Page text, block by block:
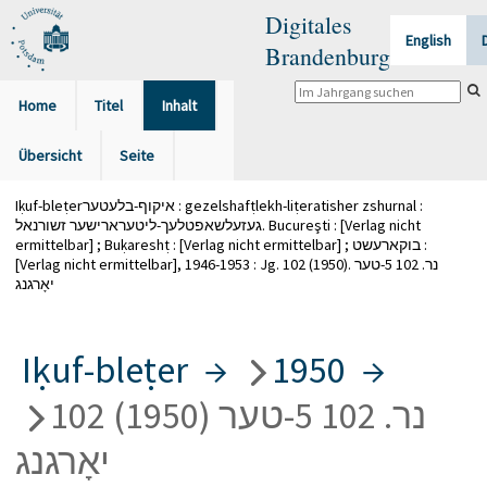
Digitales
Brandenburg
English
Home Titel Inhalt
Übersicht Seite
Iḳuf-bleṭerאיקוף-בלעטער : gezelshafṭlekh-liṭeratisher zshurnal :
געזעלשאפטלעך-ליטערארישער זשורנאל. Bucureşti : [Verlag nicht
ermittelbar] ; Buḳareshṭ : [Verlag nicht ermittelbar] ; בוקארעשט :
[Verlag nicht ermittelbar], 1946-1953 : Jg. 102 (1950). נר. 102 5-טער
יאָרגנג
Iḳuf-bleṭer → 1950 →
102 (1950) נר. 102 5-טער
יאָרגנג